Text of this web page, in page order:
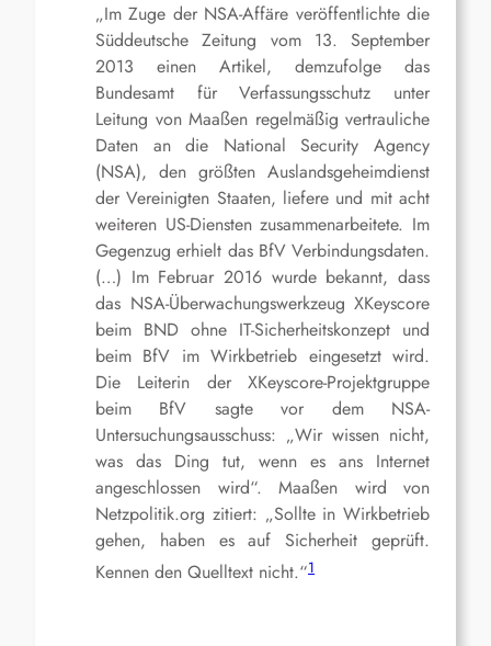
„Im Zuge der NSA-Affäre veröffentlichte die
Süddeutsche Zeitung vom 13. September
2013 einen Artikel, demzufolge das
Bundesamt für Verfassungsschutz unter
Leitung von Maaßen regelmäßig vertrauliche
Daten an die National Security Agency
(NSA), den größten Auslandsgeheimdienst
der Vereinigten Staaten, liefere und mit acht
weiteren US-Diensten zusammenarbeitete. Im
Gegenzug erhielt das BfV Verbindungsdaten.
(…) Im Februar 2016 wurde bekannt, dass
das NSA-Überwachungswerkzeug XKeyscore
beim BND ohne IT-Sicherheitskonzept und
beim BfV im Wirkbetrieb eingesetzt wird.
Die Leiterin der XKeyscore-Projektgruppe
beim BfV sagte vor dem NSA-
Untersuchungsausschuss: „Wir wissen nicht,
was das Ding tut, wenn es ans Internet
angeschlossen wird“. Maaßen wird von
Netzpolitik.org zitiert: „Sollte in Wirkbetrieb
gehen, haben es auf Sicherheit geprüft.
Kennen den Quelltext nicht.“1